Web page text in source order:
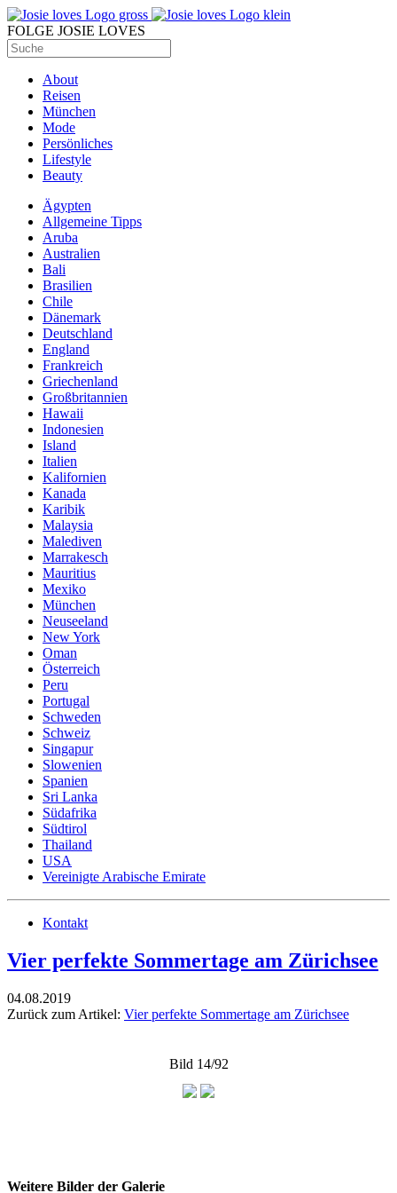
FOLGE JOSIE LOVES
About
Reisen
München
Mode
Persönliches
Lifestyle
Beauty
Ägypten
Allgemeine Tipps
Aruba
Australien
Bali
Brasilien
Chile
Dänemark
Deutschland
England
Frankreich
Griechenland
Großbritannien
Hawaii
Indonesien
Island
Italien
Kalifornien
Kanada
Karibik
Malaysia
Malediven
Marrakesch
Mauritius
Mexiko
München
Neuseeland
New York
Oman
Österreich
Peru
Portugal
Schweden
Schweiz
Singapur
Slowenien
Spanien
Sri Lanka
Südafrika
Südtirol
Thailand
USA
Vereinigte Arabische Emirate
Kontakt
Vier perfekte Sommertage am Zürichsee
04.08.2019
Zurück zum Artikel: Vier perfekte Sommertage am Zürichsee
Bild 14/92
Weitere Bilder der Galerie